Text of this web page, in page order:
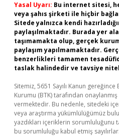
Yasal Uyarı: Bu internet sitesi,
veya şahıs şirketi ile hiçbir
Sitede yalnızca kendi
paylaşılmaktadır. Burada yer
taşımamakta olup, gerçek
paylaşım yapılmamaktadır.
benzerlikleri tamamen
taslak halindedir ve tavsiye
Sitemiz, 5651 Sayılı Kanun
Kurumu (BTK) tarafından
vermektedir. Bu nedenle, sitedeki
veya araştırma yükümlülüğümüz
yazdıkları içeriklerin sorumluluğunu
bu sorumluluğu kabul etmiş sayılırlar.